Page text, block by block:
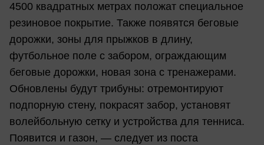
4500 квадратных метрах положат специальное
резиновое покрытие. Также появятся беговые
дорожки, зоны для прыжков в длину,
футбольное поле с забором, ограждающим
беговые дорожки, новая зона с тренажерами.
Обновлены будут трибуны: отремонтируют
подпорную стену, покрасят забор, установят
волейбольную сетку и устройства для тенниса.
Появится и газон, — следует из поста